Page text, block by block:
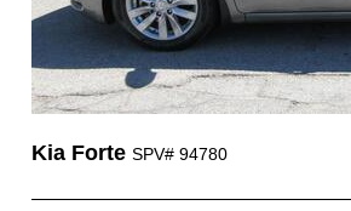
Kia Forte SPV# 94780